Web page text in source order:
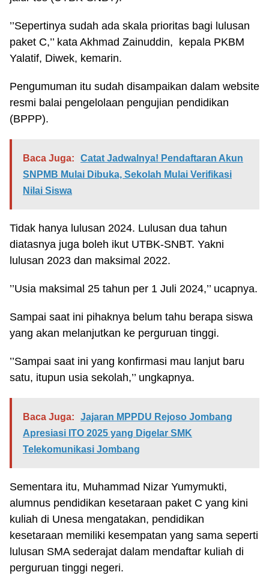
’’Sepertinya sudah ada skala prioritas bagi lulusan
paket C,’’ kata Akhmad Zainuddin, kepala PKBM
Yalatif, Diwek, kemarin.
Pengumuman itu sudah disampaikan dalam website
resmi balai pengelolaan pengujian pendidikan
(BPPP).
Baca Juga:
Catat Jadwalnya! Pendaftaran Akun
SNPMB Mulai Dibuka, Sekolah Mulai Verifikasi
Nilai Siswa
Tidak hanya lulusan 2024. Lulusan dua tahun
diatasnya juga boleh ikut UTBK-SNBT. Yakni
lulusan 2023 dan maksimal 2022.
’’Usia maksimal 25 tahun per 1 Juli 2024,’’ ucapnya.
Sampai saat ini pihaknya belum tahu berapa siswa
yang akan melanjutkan ke perguruan tinggi.
’’Sampai saat ini yang konfirmasi mau lanjut baru
satu, itupun usia sekolah,’’ ungkapnya.
Baca Juga:
Jajaran MPPDU Rejoso Jombang
Apresiasi ITO 2025 yang Digelar SMK
Telekomunikasi Jombang
Sementara itu, Muhammad Nizar Yumymukti,
alumnus pendidikan kesetaraan paket C yang kini
kuliah di Unesa mengatakan, pendidikan
kesetaraan memiliki kesempatan yang sama seperti
lulusan SMA sederajat dalam mendaftar kuliah di
perguruan tinggi negeri.